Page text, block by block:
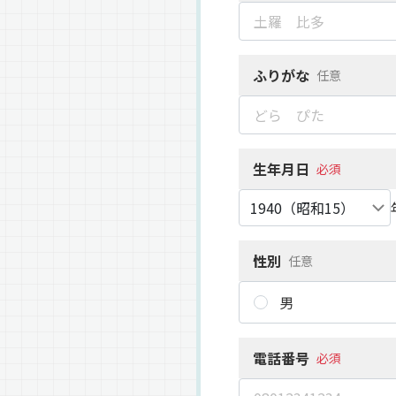
ふりがな 任意
生年月日 必須
性別 任意
男
電話番号 必須